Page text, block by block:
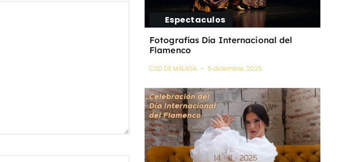
Espectaculos
Fotografías Día Internacional del
Flamenco
CSD DE MÁLAGA 5 diciembre, 2025